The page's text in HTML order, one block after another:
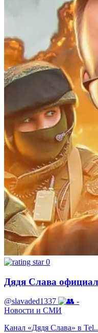
0
Дядя Слава
@slavaded1337
-
Новости и СМИ
Канал «Дядя Слава» в